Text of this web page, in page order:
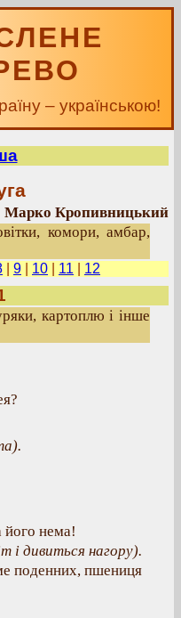
– українською!
Марко Кропивницький
комори, амбар,
9 10 11 12
картоплю і інше
його нема!
і дивиться нагору).
поденних, пшениця